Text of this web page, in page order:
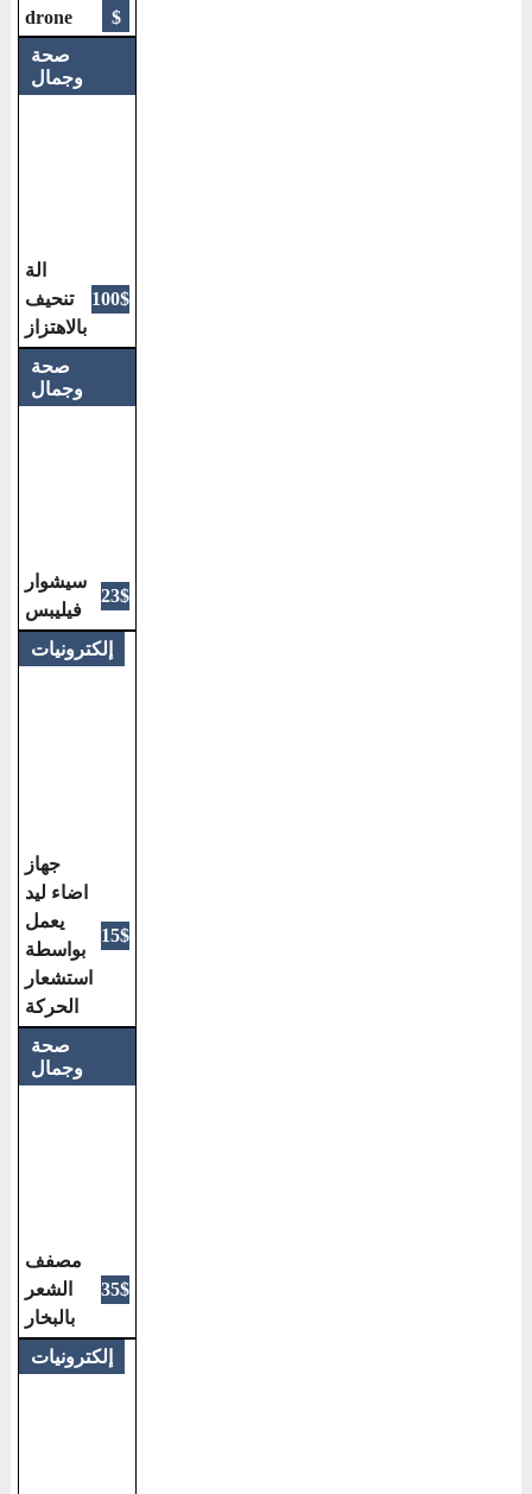
drone
$
صحة
وجمال
الة
تنحيف
بالاهتزاز
100$
صحة
وجمال
سيشوار
فيليبس
23$
إلكترونيات
جهاز
اضاء ليد
يعمل
بواسطة
استشعار
الحركة
15$
صحة
وجمال
مصفف
الشعر
بالبخار
35$
إلكترونيات